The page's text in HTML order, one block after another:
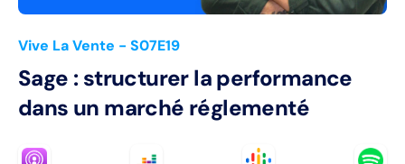
Vive La Vente - S07E19
Sage : structurer la performance
dans un marché réglementé